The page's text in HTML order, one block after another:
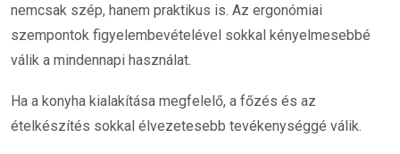
nemcsak szép, hanem praktikus is. Az ergonómiai
szempontok figyelembevételével sokkal kényelmesebbé
válik a mindennapi használat.
Ha a konyha kialakítása megfelelő, a főzés és az
ételkészítés sokkal élvezetesebb tevékenységgé válik.